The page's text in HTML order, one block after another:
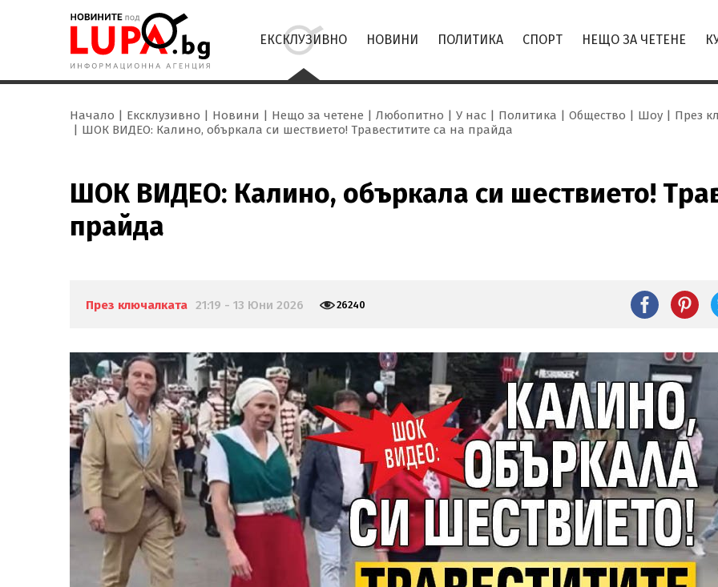
ЕКСКЛУЗИВНО НОВИНИ ПОЛИТИКА СПОРТ НЕЩО ЗА ЧЕТЕНЕ
Начало Ексклузивно Новини Нещо за четене Любопитно У нас Политика Общество Шоу
През
ШОК ВИДЕО: Калино, объркала си шествието! Травеститите са на прайда
ШОК ВИДЕО: Калино, объркала си шествието!
прайда
През ключалката 21:19 - 13 Юни 2026 26240